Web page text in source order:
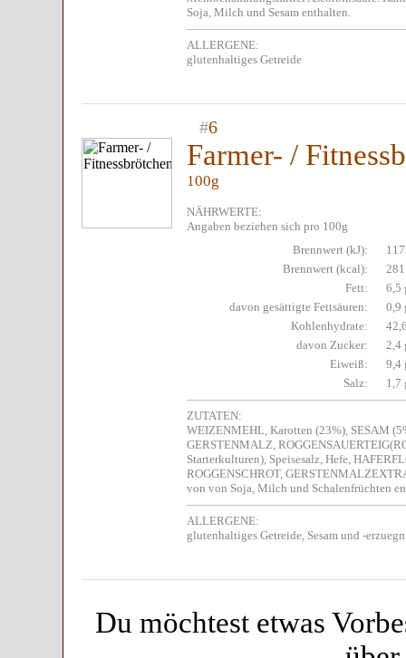
Soja, Milch und Sesam enthalten.
ALLERGENE:
glutenhaltiges Getreide
#6
Farmer- /
100g
NÄHRWERTE:
Angaben beziehen sich pro 100g
Brennwert (kJ):
Brennwert (kcal):
281
Fett:
6,5
davon gesättigte Fettsäuren:
0,9
Kohlenhydrate:
davon Zucker:
2,4
Eiweiß:
9,4
Salz:
1,7
ZUTATEN:
WEIZENMEHL, Karotten (23%), SESAM
GERSTENMALZ,
Starterkulturen), Speisesalz, Hefe,
ROGGENSCHROT,
von von Soja, Milch und Schalenfrüchten
ALLERGENE:
glutenhaltiges Getreide, Sesam und -
Du möchtest etwas